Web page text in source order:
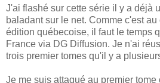
J'ai flashé sur cette série il y a déjà
baladant sur le net. Comme c'est
édition québecoise, il faut le temps
France via DG Diffusion. Je n'ai
trois premier tomes qu'il y a
Je me suis attaqué au premier